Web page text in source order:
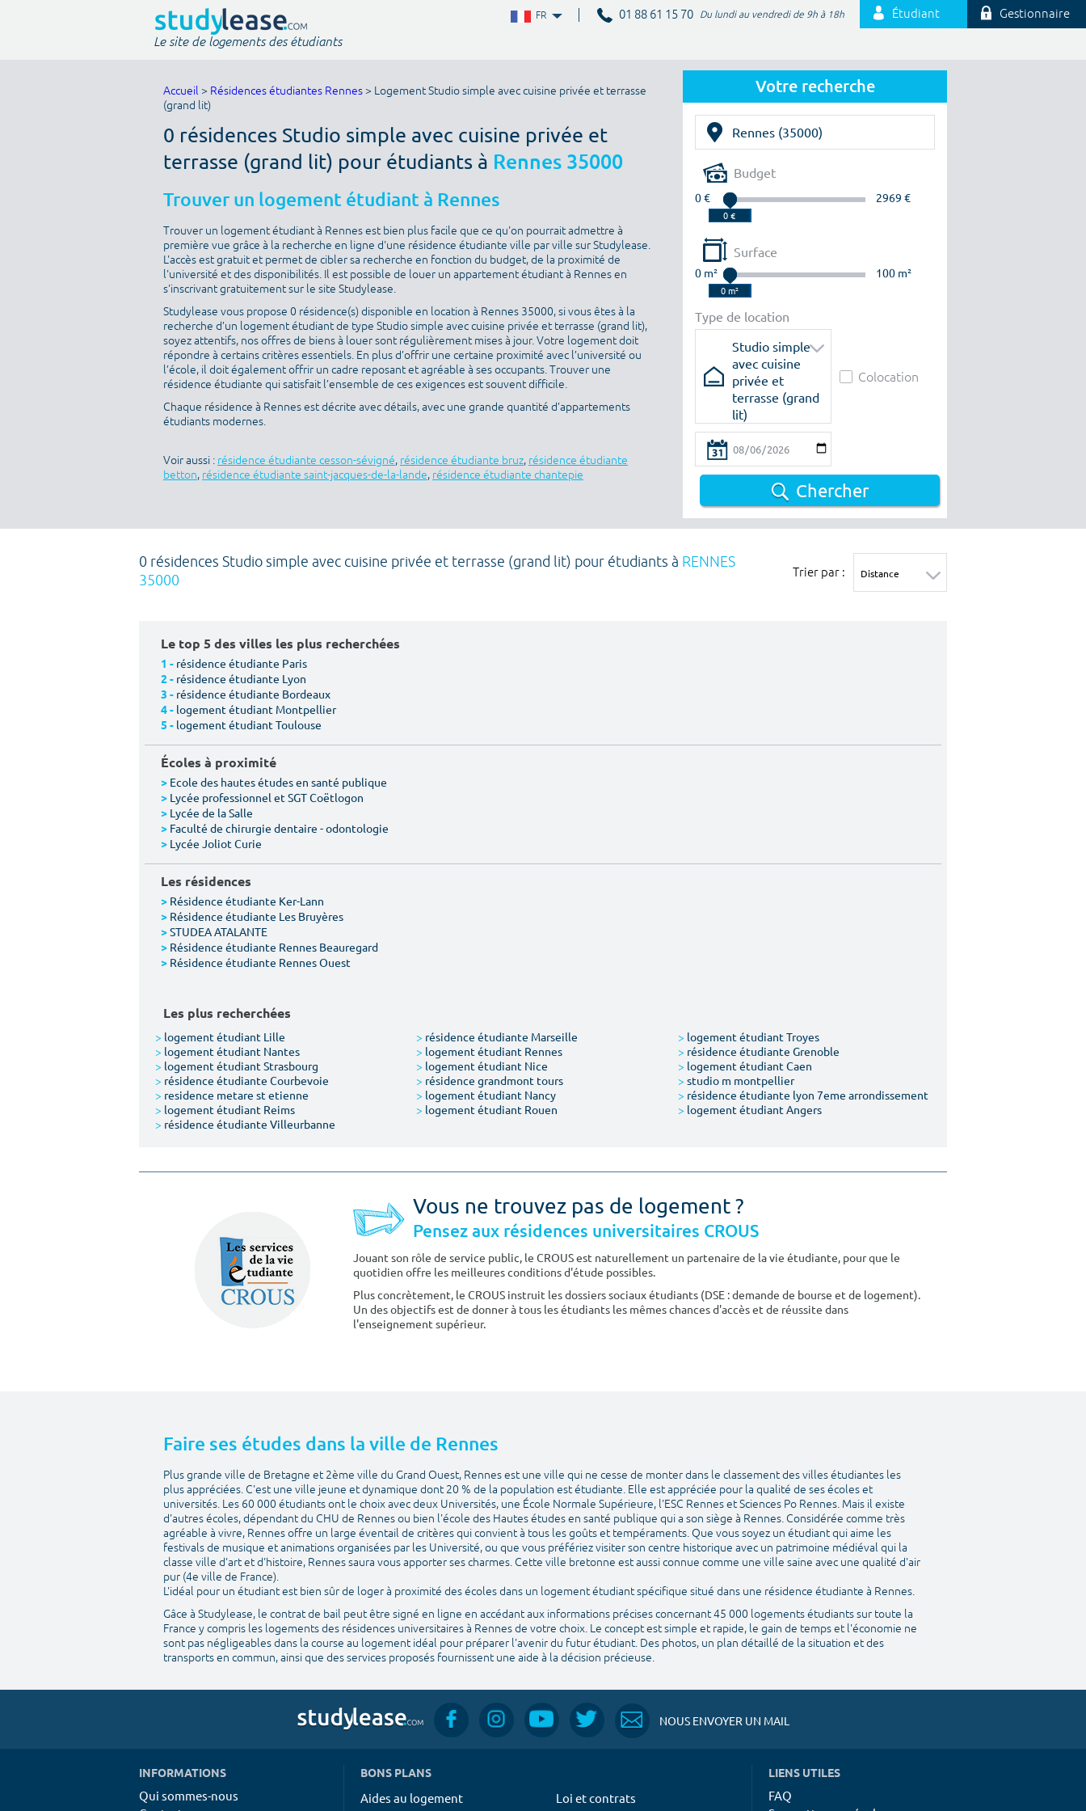
FR 01 88 61 15 70 Du lundi au vendredi de 9h à 18h Étudiant Gestionnaire
Le site de logements des étudiants
Votre recherche
Budget
0 € 2969 €
Surface
0 m² 100 m²
Type de location
Studio simple
avec cuisine
privée et
terrasse (grand
lit)
Colocation
Chercher
Accueil > Résidences étudiantes Rennes > Logement Studio simple avec cuisine privée et terrasse
(grand lit)
0 résidences Studio simple avec cuisine privée et
terrasse (grand lit) pour étudiants à Rennes 35000
Trouver un logement étudiant à Rennes
Trouver un logement étudiant à Rennes est bien plus facile que ce qu'on pourrait admettre à
première vue grâce à la recherche en ligne d'une résidence étudiante ville par ville sur Studylease.
L'accès est gratuit et permet de cibler sa recherche en fonction du budget, de la proximité de
l'université et des disponibilités. Il est possible de louer un appartement étudiant à Rennes en
s'inscrivant gratuitement sur le site Studylease.
Studylease vous propose 0 résidence(s) disponible en location à Rennes 35000, si vous êtes à la
recherche d’un logement étudiant de type Studio simple avec cuisine privée et terrasse (grand lit),
soyez attentifs, nos offres de biens à louer sont régulièrement mises à jour. Votre logement doit
répondre à certains critères essentiels. En plus d’offrir une certaine proximité avec l’université ou
l’école, il doit également offrir un cadre reposant et agréable à ses occupants. Trouver une
résidence étudiante qui satisfait l’ensemble de ces exigences est souvent difficile.
Chaque résidence à Rennes est décrite avec détails, avec une grande quantité d’appartements
étudiants modernes.
Voir aussi : résidence étudiante cesson-sévigné, résidence étudiante bruz, résidence étudiante
betton, résidence étudiante saint-jacques-de-la-lande, résidence étudiante chantepie
0 résidences Studio simple avec cuisine privée et terrasse (grand lit) pour étudiants à RENNES
35000
Trier par :
Le top 5 des villes les plus recherchées
1 - résidence étudiante Paris
2 - résidence étudiante Lyon
3 - résidence étudiante Bordeaux
4 - logement étudiant Montpellier
5 - logement étudiant Toulouse
Écoles à proximité
> Ecole des hautes études en santé publique
> Lycée professionnel et SGT Coëtlogon
> Lycée de la Salle
> Faculté de chirurgie dentaire - odontologie
> Lycée Joliot Curie
Les résidences
> Résidence étudiante Ker-Lann
> Résidence étudiante Les Bruyères
>STUDEA ATALANTE
> Résidence étudiante Rennes Beauregard
> Résidence étudiante Rennes Ouest
Les plus recherchées
> logement étudiant Lille > résidence étudiante Marseille > logement étudiant Troyes
> logement étudiant Nantes > logement étudiant Rennes > résidence étudiante Grenoble
> logement étudiant Strasbourg > logement étudiant Nice > logement étudiant Caen
> résidence étudiante Courbevoie > résidence grandmont tours > studio m montpellier
> residence metare st etienne > logement étudiant Nancy > résidence étudiante lyon 7eme arrondissement
> logement étudiant Reims > logement étudiant Rouen > logement étudiant Angers
> résidence étudiante Villeurbanne
Vous ne trouvez pas de logement ?
Pensez aux résidences universitaires CROUS
Jouant son rôle de service public, le CROUS est naturellement un partenaire de la vie étudiante, pour que le
quotidien offre les meilleures conditions d'étude possibles.
Plus concrètement, le CROUS instruit les dossiers sociaux étudiants (DSE : demande de bourse et de logement).
Un des objectifs est de donner à tous les étudiants les mêmes chances d'accès et de réussite dans
l'enseignement supérieur.
Faire ses études dans la ville de Rennes
Plus grande ville de Bretagne et 2ème ville du Grand Ouest, Rennes est une ville qui ne cesse de monter dans le classement des villes étudiantes les
plus appréciées. C'est une ville jeune et dynamique dont 20 % de la population est étudiante. Elle est appréciée pour la qualité de ses écoles et
universités. Les 60 000 étudiants ont le choix avec deux Universités, une École Normale Supérieure, l'ESC Rennes et Sciences Po Rennes. Mais il existe
d'autres écoles, dépendant du CHU de Rennes ou bien l'école des Hautes études en santé publique qui a son siège à Rennes. Considérée comme très
agréable à vivre, Rennes offre un large éventail de critères qui convient à tous les goûts et tempéraments. Que vous soyez un étudiant qui aime les
festivals de musique et animations organisées par les Université, ou que vous préfériez visiter son centre historique avec un patrimoine médiéval qui la
classe ville d'art et d'histoire, Rennes saura vous apporter ses charmes. Cette ville bretonne est aussi connue comme une ville saine avec une qualité d'air
pur (4e ville de France).
L'idéal pour un étudiant est bien sûr de loger à proximité des écoles dans un logement étudiant spécifique situé dans une résidence étudiante à Rennes.
Gâce à Studylease, le contrat de bail peut être signé en ligne en accédant aux informations précises concernant 45 000 logements étudiants sur toute la
France y compris les logements des résidences universitaires à Rennes de votre choix. Le concept est simple et rapide, le gain de temps et l'économie ne
sont pas négligeables dans la course au logement idéal pour préparer l'avenir du futur étudiant. Des photos, un plan détaillé de la situation et des
transports en commun, ainsi que des services proposés fournissent une aide à la décision précieuse.
NOUS ENVOYER UN MAIL
INFORMATIONS
Qui sommes-nous
BONS PLANS
Aides au logement
Loi et contrats
LIENS UTILES
FAQ